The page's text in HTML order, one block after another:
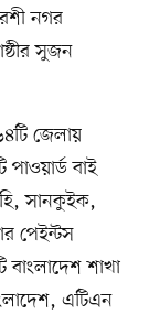
নগর
সুজন
জেলায়
বাই
সানকুইক,
পেইন্টস
বাংলাদেশ শাখা
এটিএন